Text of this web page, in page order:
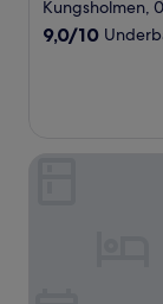
boende
Kungsholmen,
9.0
9,0/10